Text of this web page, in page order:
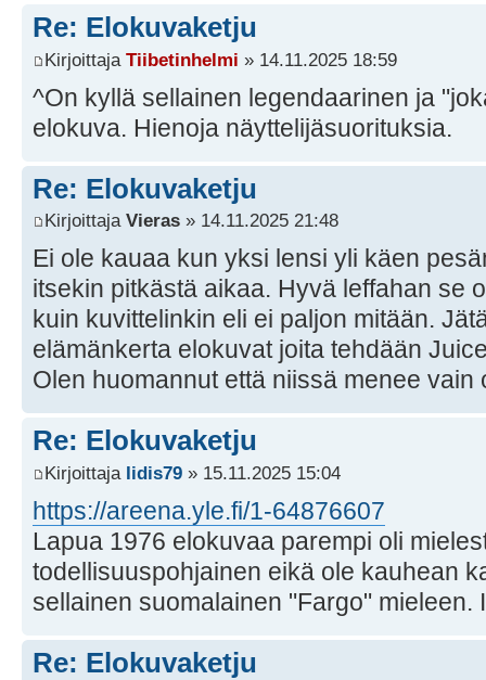
Re: Elokuvaketju
Kirjoittaja Tiibetinhelmi » 14.11.2025 18:59
^On kyllä sellainen legendaarinen ja
elokuva. Hienoja näyttelijäsuorituksia.
Re: Elokuvaketju
Kirjoittaja Vieras » 14.11.2025 21:48
Ei ole kauaa kun yksi lensi yli käen
itsekin pitkästä aikaa. Hyvä leffahan se
kuin kuvittelinkin eli ei paljon mitään.
elämänkerta elokuvat joita tehdään
Olen huomannut että niissä menee vain
Re: Elokuvaketju
Kirjoittaja Iidis79 » 15.11.2025 15:04
https://areena.yle.fi/1-64876607
Lapua 1976 elokuvaa parempi oli
todellisuuspohjainen eikä ole kauhean
sellainen suomalainen "Fargo" mieleen.
Re: Elokuvaketju